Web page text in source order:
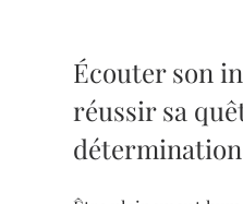
Écouter son
réussir sa
détermination